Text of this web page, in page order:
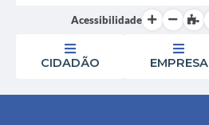
Acessibilidade
CIDADÃO EMPRESA